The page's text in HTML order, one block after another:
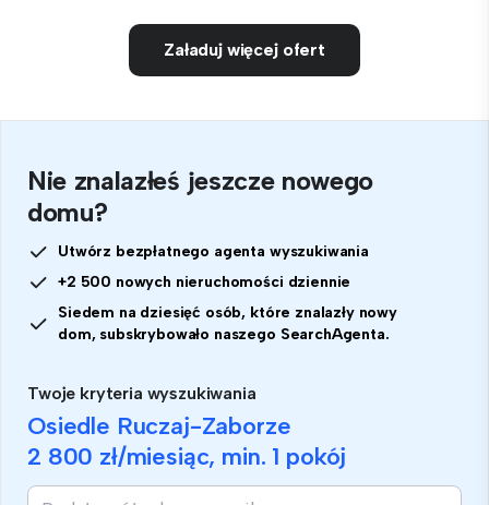
Załaduj więcej ofert
Nie znalazłeś jeszcze nowego
domu?
Utwórz bezpłatnego agenta wyszukiwania
+2 500 nowych nieruchomości dziennie
Siedem na dziesięć osób, które znalazły nowy
dom, subskrybowało naszego SearchAgenta.
Twoje kryteria wyszukiwania
Osiedle Ruczaj-Zaborze
2 800 zł/miesiąc, min. 1 pokój